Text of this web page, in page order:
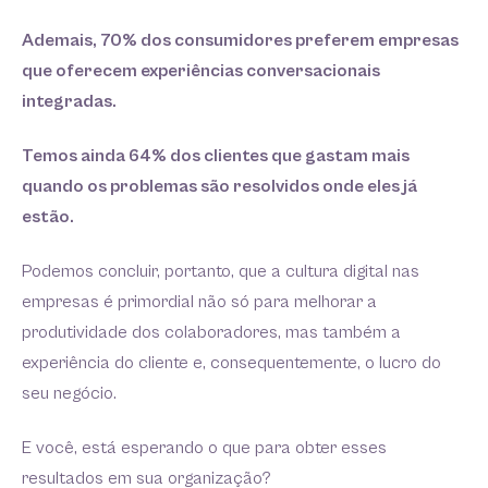
Ademais, 70% dos consumidores preferem empresas
que oferecem experiências conversacionais
integradas.
Temos ainda 64% dos clientes que gastam mais
quando os problemas são resolvidos onde eles já
estão.
Podemos concluir, portanto, que a cultura digital nas
empresas é primordial não só para melhorar a
produtividade dos colaboradores, mas também a
experiência do cliente e, consequentemente, o lucro do
seu negócio.
E você, está esperando o que para obter esses
resultados em sua organização?